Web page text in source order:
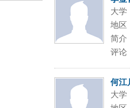
大学
地区
简介
评论
何江
大学